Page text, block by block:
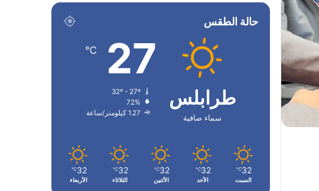
حالة الطقس
طرابلس
سماء صافية
27
℃
72%
1.27 كيلومتر/ساعة
32
℃
السبت
32
℃
الأحد
32
℃
الأثنين
32
℃
الثلاثاء
32
℃
الأربعاء